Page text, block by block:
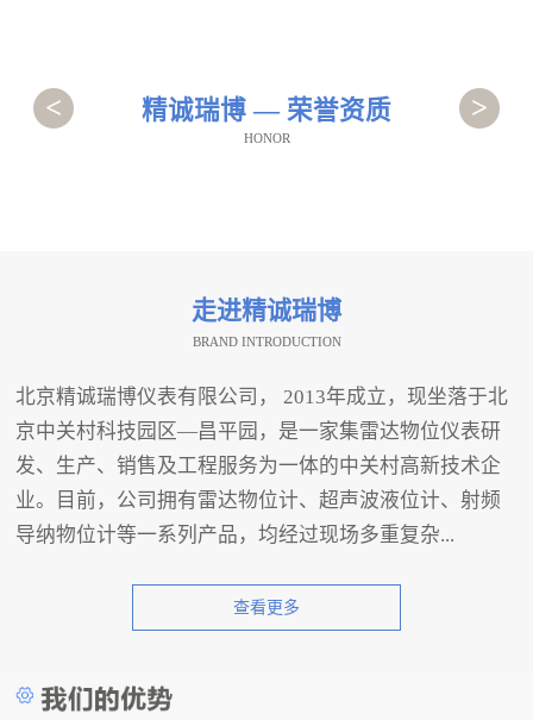
精诚瑞博 — 荣誉资质
HONOR
< >
走进精诚瑞博
BRAND INTRODUCTION
北京精诚瑞博仪表有限公司， 2013年成立，现坐落于北
京中关村科技园区—昌平园，是一家集雷达物位仪表研
发、生产、销售及工程服务为一体的中关村高新技术企
业。目前，公司拥有雷达物位计、超声波液位计、射频
导纳物位计等一系列产品，均经过现场多重复杂...
查看更多